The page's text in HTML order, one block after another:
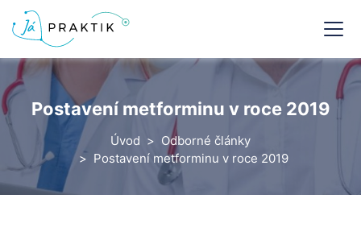
Postavení metforminu v roce 2019
Úvod
Odborné články
Postavení metforminu v roce 2019